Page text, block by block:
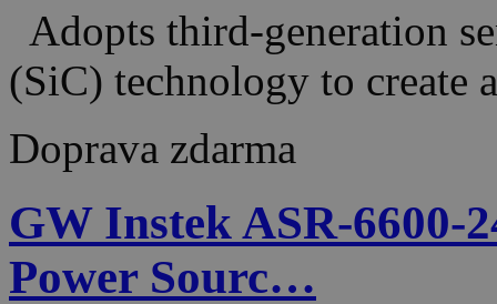
Adopts third-generation
(SiC) technology to
Doprava zdarma
GW Instek ASR-6600-
Power Sourc…